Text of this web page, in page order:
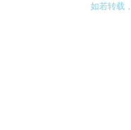
如若转载